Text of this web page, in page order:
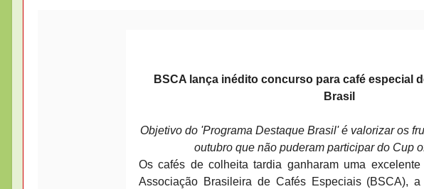
BSCA lança inédito concurso para café especial
Brasil
Objetivo do 'Programa Destaque Brasil' é valorizar os
outubro que não puderam participar do Cup
Os cafés de colheita tardia ganharam uma
Associação Brasileira de Cafés Especiais (BSCA),